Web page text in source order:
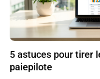
5 astuces pour tirer
paiepilote